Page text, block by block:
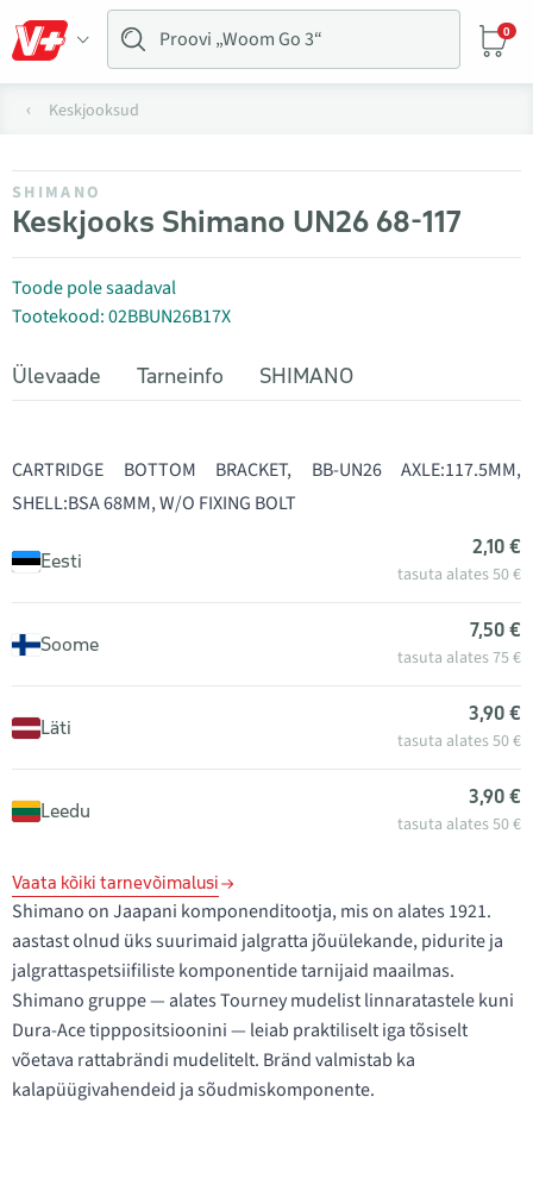
0
Keskjooksud
SHIMANO
Keskjooks Shimano UN26 68-117
Toode pole saadaval
Tootekood: 02BBUN26B17X
Ülevaade Tarneinfo SHIMANO
CARTRIDGE BOTTOM BRACKET, BB-UN26 AXLE:117.5MM,
SHELL:BSA 68MM, W/O FIXING BOLT
Eesti
2,10 €
tasuta alates 50 €
Soome
7,50 €
tasuta alates 75 €
Läti
3,90 €
tasuta alates 50 €
Leedu
3,90 €
tasuta alates 50 €
Vaata kõiki tarnevõimalusi
Shimano on Jaapani komponenditootja, mis on alates 1921.
aastast olnud üks suurimaid jalgratta jõuülekande, pidurite ja
jalgrattaspetsiifiliste komponentide tarnijaid maailmas.
Shimano gruppe — alates Tourney mudelist linnaratastele kuni
Dura-Ace tipppositsioonini — leiab praktiliselt iga tõsiselt
võetava rattabrändi mudelitelt. Bränd valmistab ka
kalapüügivahendeid ja sõudmiskomponente.